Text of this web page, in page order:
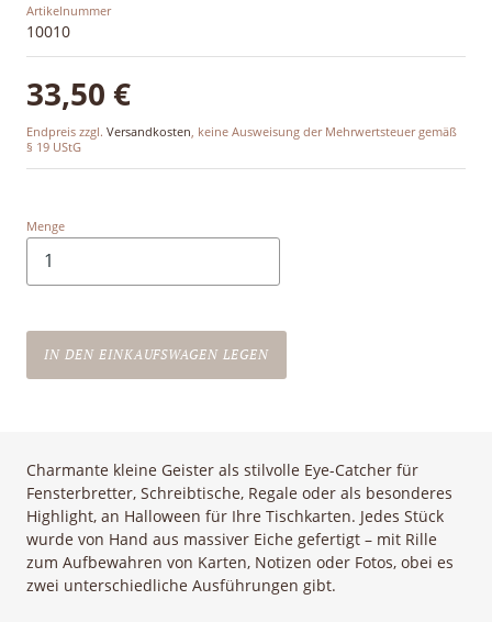
Artikelnummer
10010
33,50 €
Endpreis zzgl. Versandkosten , keine Ausweisung der Mehrwertsteuer gemäß
§ 19 UStG
Menge
IN DEN EINKAUFSWAGEN LEGEN
Charmante kleine Geister als stilvolle Eye-Catcher für
Fensterbretter, Schreibtische, Regale oder als besonderes
Highlight, an Halloween für Ihre Tischkarten. Jedes Stück
wurde von Hand aus massiver Eiche gefertigt – mit Rille
zum Aufbewahren von Karten, Notizen oder Fotos, obei es
zwei unterschiedliche Ausführungen gibt.